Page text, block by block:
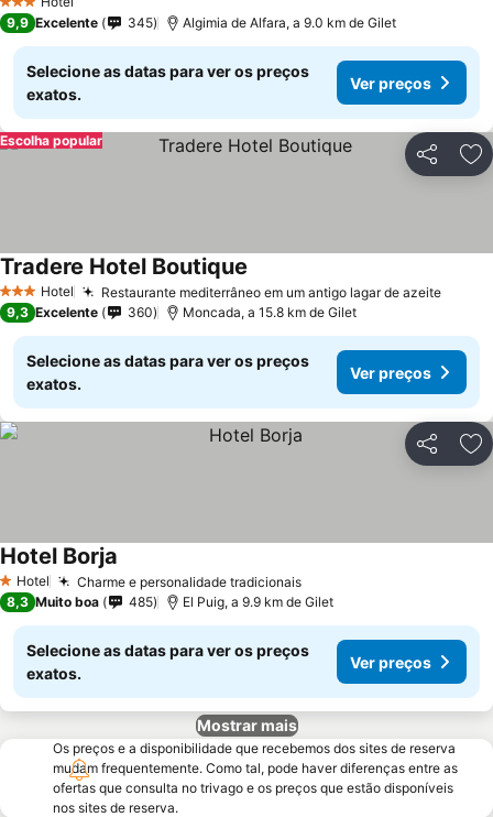
3 Estrelas
9,9 Excelente 345 Algimia de Alfara, a 9.0 km de Gilet
Selecione as datas para ver os preços
exatos.
Ver preços
Partilhar
Escolha popular
3 EstrelasHotel Restaurante mediterrâneo em um antigo lagar de azeite
Tradere Hotel Boutique
9,3 Excelente 360 Moncada, a 15.8 km de Gilet
Selecione as datas para ver os preços
exatos.
Ver preços
Partilhar
1 Estrelas
Hotel Charme e personalidade tradicionais
Hotel Borja
8,3 Muito boa 485 El Puig, a 9.9 km de Gilet
Selecione as datas para ver os preços
exatos.
Ver preços
Mostrar mais
Os preços e a disponibilidade que recebemos dos sites de reserva
mudam frequentemente. Como tal, pode haver diferenças entre as
ofertas que consulta no trivago e os preços que estão disponíveis
nos sites de reserva.